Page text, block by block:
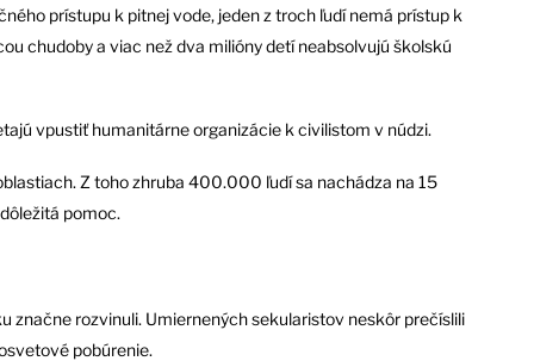
prístupu k pitnej vode, jeden z troch ľudí nemá prístup k
chudoby a viac než dva milióny detí neabsolvujú školskú
vpustiť humanitárne organizácie k civilistom v núdzi.
Z toho zhruba 400.000 ľudí sa nachádza na 15
pomoc.
značne rozvinuli. Umiernených sekularistov neskôr prečíslili
pobúrenie.